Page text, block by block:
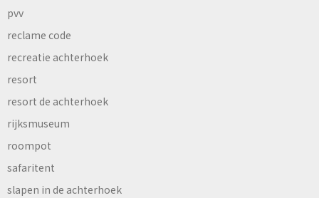
pvv
reclame code
recreatie achterhoek
resort
resort de achterhoek
rijksmuseum
roompot
safaritent
slapen in de achterhoek